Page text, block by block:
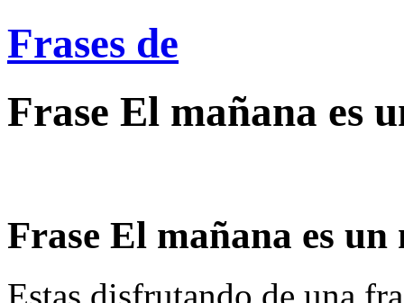
Frases de
Frase El mañana es
Frase El mañana es un